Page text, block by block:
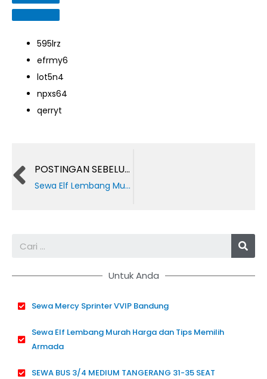
595lrz
efrmy6
lot5n4
npxs64
qerryt
Prev POSTINGAN SEBELUMNYA
Sewa Elf Lembang Murah Harga dan Tips Memilih Armada
Untuk Anda
Sewa Mercy Sprinter VVIP Bandung
Sewa Elf Lembang Murah Harga dan Tips Memilih
Armada
SEWA BUS 3/4 MEDIUM TANGERANG 31-35 SEAT